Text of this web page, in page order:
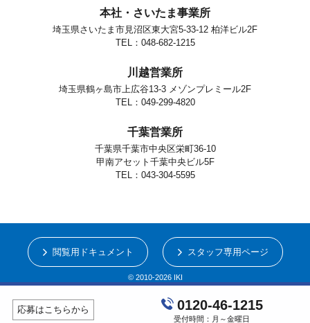
本社・さいたま事業所
埼玉県さいたま市見沼区東大宮5-33-12 柏洋ビル2F
TEL：048-682-1215
川越営業所
埼玉県鶴ヶ島市上広谷13-3 メゾンプレミール2F
TEL：049-299-4820
千葉営業所
千葉県千葉市中央区栄町36-10
甲南アセット千葉中央ビル5F
TEL：043-304-5595
© 2010-2026 IKI
閲覧用ドキュメント スタッフ専用ページ
応募はこちらから 0120-46-1215
受付時間：月～金曜日